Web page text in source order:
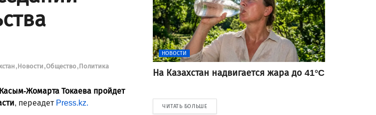
НовостиОбщество Политика
Жомарта Токаева пройдет
, переадет Press.kz.
НОВОСТИ
На Казахстан надвигается жара до 41°C
ЧИТАТЬ БОЛЬШЕ